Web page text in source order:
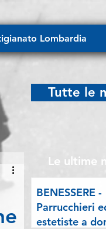
Lombardia
Tutte le
Le ultime
BENESSERE -
Parrucchieri
estetiste a